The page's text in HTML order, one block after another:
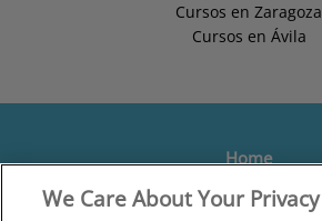
Cursos en Zaragoza
Cursos en Ávila
Home
Formación
We Care About Your Privacy